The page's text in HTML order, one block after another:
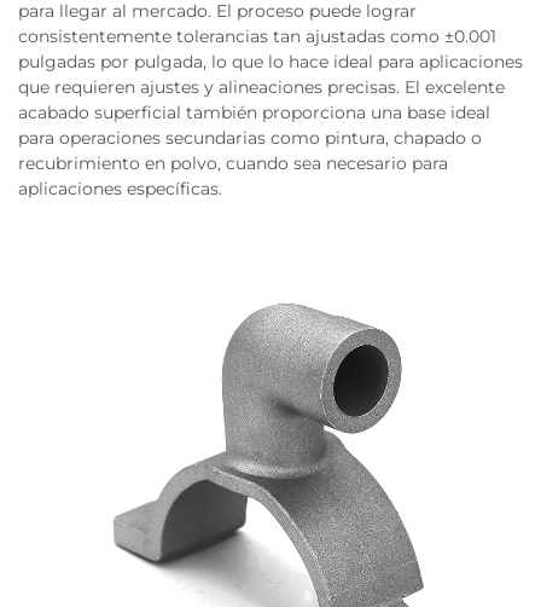
para llegar al mercado. El proceso puede lograr
consistentemente tolerancias tan ajustadas como ±0.001
pulgadas por pulgada, lo que lo hace ideal para aplicaciones
que requieren ajustes y alineaciones precisas. El excelente
acabado superficial también proporciona una base ideal
para operaciones secundarias como pintura, chapado o
recubrimiento en polvo, cuando sea necesario para
aplicaciones específicas.